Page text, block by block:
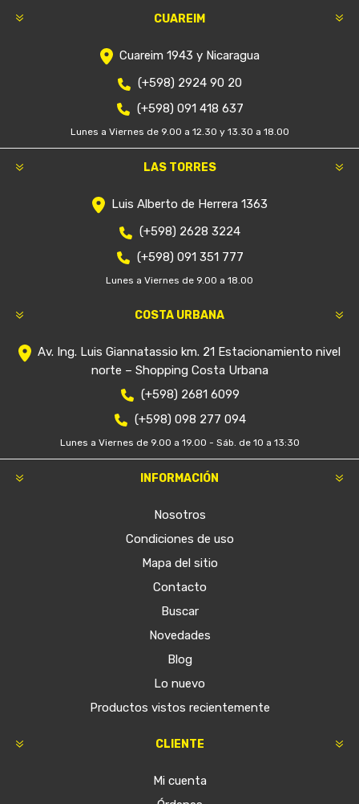
CUAREIM
Cuareim 1943 y Nicaragua
(+598) 2924 90 20
(+598) 091 418 637
Lunes a Viernes de 9.00 a 12.30 y 13.30 a 18.00
LAS TORRES
Luis Alberto de Herrera 1363
(+598) 2628 3224
(+598) 091 351 777
Lunes a Viernes de 9.00 a 18.00
COSTA URBANA
Av. Ing. Luis Giannatassio km. 21 Estacionamiento nivel
norte – Shopping Costa Urbana
(+598) 2681 6099
(+598) 098 277 094
Lunes a Viernes de 9.00 a 19.00 - Sáb. de 10 a 13:30
INFORMACIÓN
Nosotros
Condiciones de uso
Mapa del sitio
Contacto
Buscar
Novedades
Blog
Lo nuevo
Productos vistos recientemente
CLIENTE
Mi cuenta